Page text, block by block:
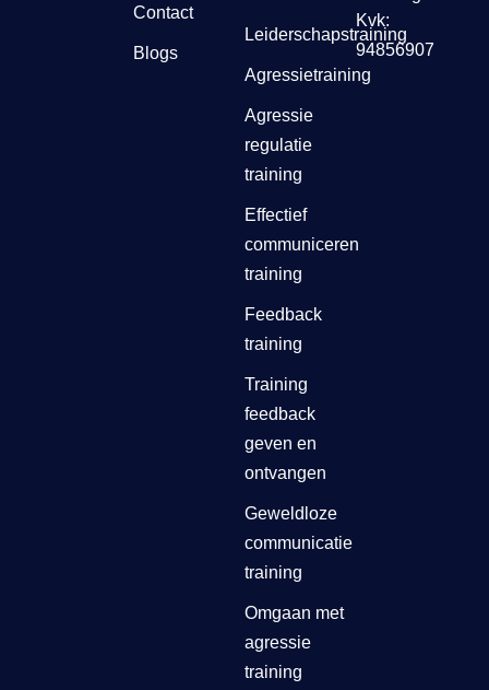
Contact
Blogs
Leiderschapstraining
Agressietraining
Agressie
regulatie
training
Effectief
communiceren
training
Feedback
training
Training
feedback
geven en
ontvangen
Geweldloze
communicatie
training
Omgaan met
agressie
training
Kvk:
94856907